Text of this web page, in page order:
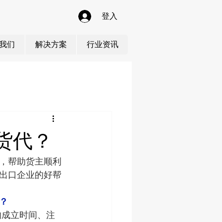
登入
们 解决方案 行业资讯
代？
帮助货主顺利
口企业的好帮
立时间、注